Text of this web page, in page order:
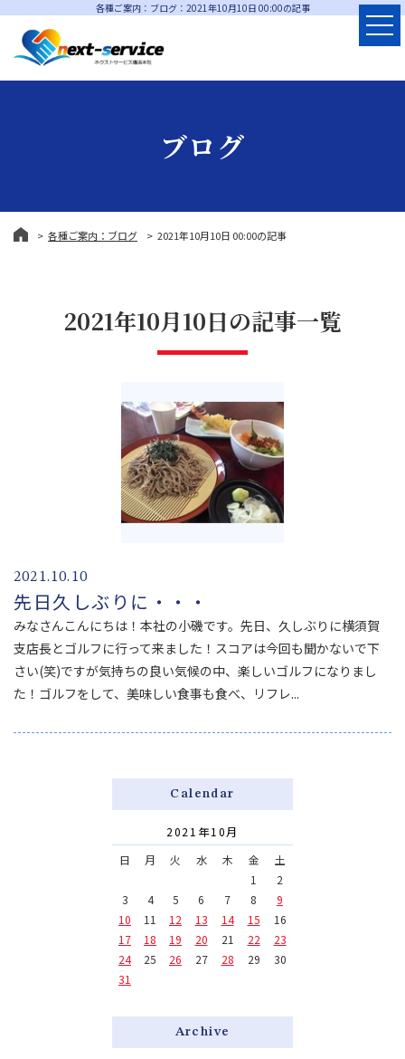
各種ご案内：ブログ：2021年10月10日 00:00の記事
ブログ
各種ご案内：ブログ 2021年10月10日 00:00の記事
2021年10月10日の記事一覧
2021.10.10
先日久しぶりに・・・
みなさんこんにちは！本社の小磯です。先日、久しぶりに横須賀
支店長とゴルフに行って来ました！スコアは今回も聞かないで下
さい(笑)ですが気持ちの良い気候の中、楽しいゴルフになりまし
た！ゴルフをして、美味しい食事も食べ、リフレ...
Calendar
2021年10月
日
月 火 水 木 金
土
1
2
3
4 5 6 7 8
9
10
11 12 13 14 15
16
17
18 19 20 21 22
23
24
25 26 27 28 29
30
31
Archive